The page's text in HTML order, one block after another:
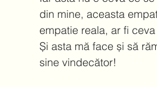
din mine, aceasta
empatie reala, ar fi
Și asta mă face și să
sine vindecător!